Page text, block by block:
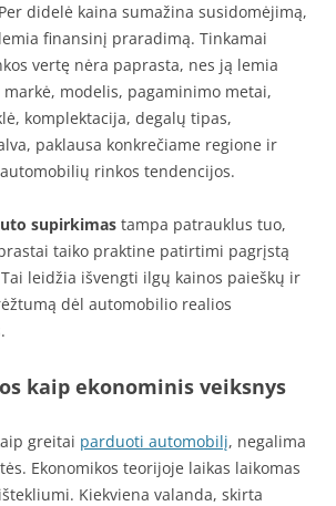
didelė kaina sumažina susidomėjimą,
finansinį praradimą. Tinkamai
vertę nėra paprasta, nes ją lemia
modelis, pagaminimo metai,
komplektacija, degalų tipas,
paklausa konkrečiame regione ir
rinkos tendencijos.
supirkimas tampa patrauklus tuo,
taiko praktine patirtimi pagrįstą
leidžia išvengti ilgų kainos paieškų ir
dėl automobilio realios
kaip ekonominis veiksnys
greitai parduoti automobilį, negalima
Ekonomikos teorijoje laikas laikomas
Kiekviena valanda, skirta